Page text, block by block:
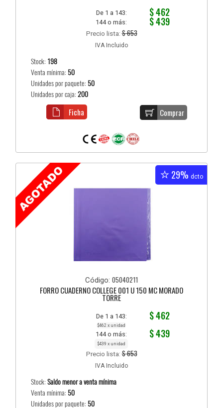
De 1 a 143: $ 462
144 o más: $ 439
Precio lista:$ 653
IVA Incluido
Stock: 198
Venta mínima: 50
Unidades por paquete: 50
Unidades por caja:200
Comprar
Ficha
29% dcto
Código: 05040211
FORRO CUADERNO COLLEGE 001 U 150 MC MORADO
TORRE
De 1 a 143: $ 462
$462 x unidad
144 o más: $ 439
$439 x unidad
Precio lista:$ 653
IVA Incluido
Stock:Saldo menor a venta mínima
Venta mínima: 50
Unidades por paquete: 50